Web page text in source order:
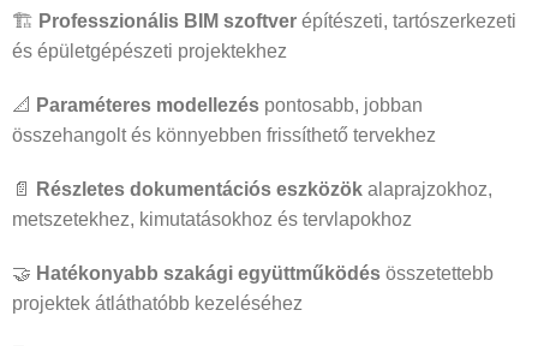
🏗️ Professzionális BIM szoftver építészeti, tartószerkezeti
és épületgépészeti projektekhez
📐 Paraméteres modellezés pontosabb, jobban
összehangolt és könnyebben frissíthető tervekhez
📄 Részletes dokumentációs eszközök alaprajzokhoz,
metszetekhez, kimutatásokhoz és tervlapokhoz
🤝 Hatékonyabb szakági együttműködés összetettebb
projektek átláthatóbb kezeléséhez